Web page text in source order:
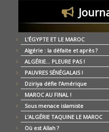
L’ÉGYPTE ET LE MAROC
Algérie : la défaite et après ?
ALGÉRIE… PLEURE PAS !
PAUVRES SÉNÉGALAIS !
Dziriya défie l’Amérique
MAROC AU FINAL !
Sous menace islamiste
L’ALGÉRIE TAQUINE LE MAROC
Où est Allah ?